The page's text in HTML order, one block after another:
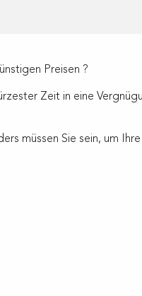
Preisen ?
Zeit in eine
müssen Sie sein, um